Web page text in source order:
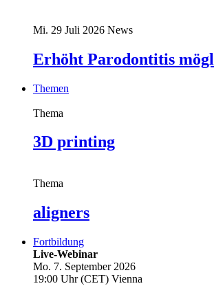
Mi. 29 Juli 2026 News
Erhöht Parodontitis
Themen
Thema
3D printing
Thema
aligners
Fortbildung
Live-Webinar
Mo. 7. September 2026
19:00 Uhr (CET) Vienna